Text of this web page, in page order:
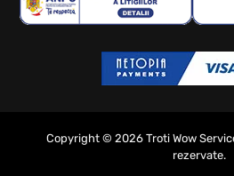
Copyright © 2026 Troti Wow
rezervate.